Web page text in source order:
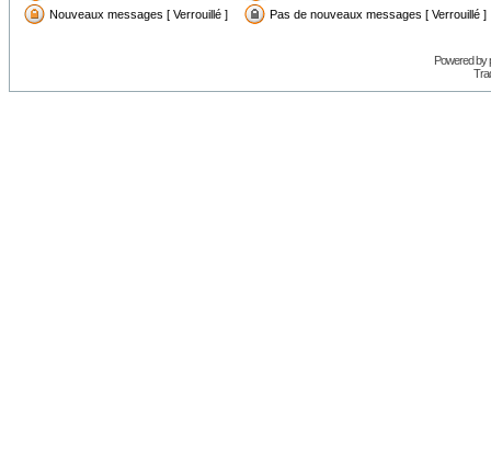
Nouveaux messages [ Verrouillé ]
Pas de nouveaux messages [ Verrouillé ]
Powered by